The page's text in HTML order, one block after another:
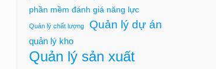
phần mềm đánh giá năng lực
Quản lý chất lượng Quản lý dự án
quản lý kho
Quản lý sản xuất